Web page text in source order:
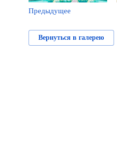
Предыдущее
Вернуться в галерею